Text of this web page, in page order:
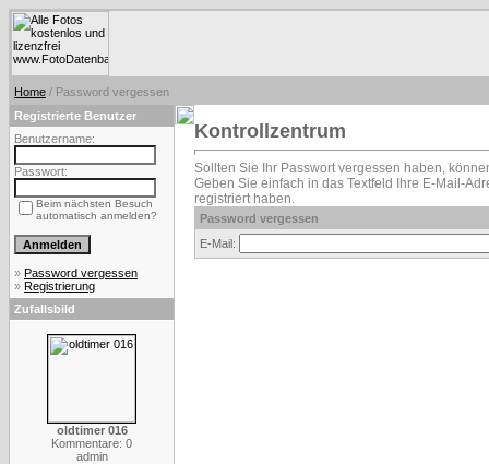
Home / Password vergessen
Registrierte Benutzer
Benutzername:
Passwort:
Beim nächsten Besuch
automatisch anmelden?
» Password vergessen
» Registrierung
Zufallsbild
oldtimer 016
Kommentare: 0
admin
Kontrollzentrum
Sollten Sie Ihr Passwort vergessen haben,
Geben Sie einfach in das Textfeld Ihre E-Mail-
registriert haben.
Password vergessen
E-Mail: